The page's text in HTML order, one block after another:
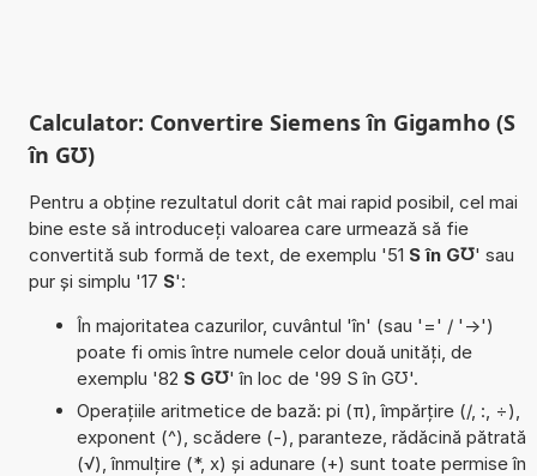
Calculator: Convertire Siemens în Gigamho (S
în G℧)
Pentru a obține rezultatul dorit cât mai rapid posibil, cel mai
bine este să introduceți valoarea care urmează să fie
convertită sub formă de text, de exemplu '51 S în G℧' sau
pur și simplu '17 S':
În majoritatea cazurilor, cuvântul 'în' (sau '=' / '->')
poate fi omis între numele celor două unități, de
exemplu '82 S G℧' în loc de '99 S în G℧'.
Operațiile aritmetice de bază: pi (π), împărțire (/, :, ÷),
exponent (^), scădere (-), paranteze, rădăcină pătrată
(√), înmulțire (*, x) și adunare (+) sunt toate permise în